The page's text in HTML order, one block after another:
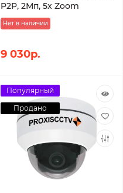
P2P, 2Мп, 5x Zoom
Нет в наличии
9 030р.
Популярный
Продано